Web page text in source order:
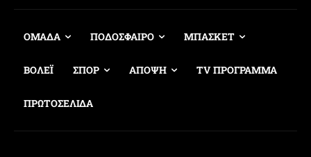
ΟΜΑΔΑ ΠΟΔΟΣΦΑΙΡΟ ΜΠΑΣΚΕΤ
ΒΟΛΕΪ ΣΠΟΡ ΑΠΟΨΗ TV ΠΡΟΓΡΑΜΜΑ
ΠΡΩΤΟΣΕΛΙΔΑ